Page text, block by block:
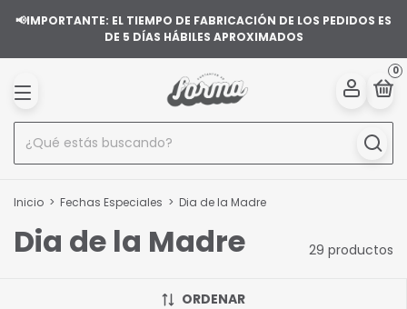
📢IMPORTANTE: EL TIEMPO DE FABRICACIÓN DE LOS PEDIDOS ES
DE 5 DÍAS HÁBILES APROXIMADOS
0
Inicio > Fechas Especiales > Dia de la Madre
Dia de la Madre 29 productos
ORDENAR